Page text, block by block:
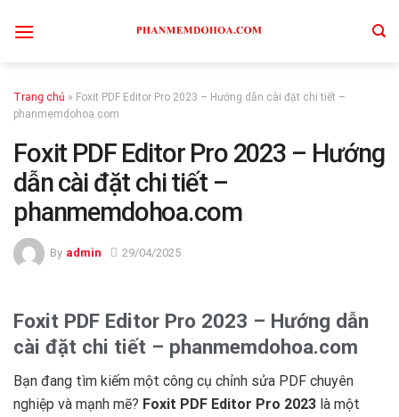
Trang chủ » Foxit PDF Editor Pro 2023 – Hướng dẫn cài đặt chi tiết –
phanmemdohoa.com
Foxit PDF Editor Pro 2023 – Hướng
dẫn cài đặt chi tiết –
phanmemdohoa.com
By admin 29/04/2025
Foxit PDF Editor Pro 2023 – Hướng dẫn
cài đặt chi tiết – phanmemdohoa.com
Bạn đang tìm kiếm một công cụ chỉnh sửa PDF chuyên
nghiệp và mạnh mẽ? Foxit PDF Editor Pro 2023 là một